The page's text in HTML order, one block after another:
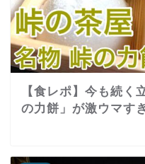
【食レポ】今も続
の力餅」が激ウマす